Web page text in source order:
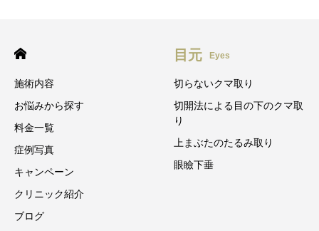
施術内容
お悩みから探す
料金一覧
症例写真
キャンペーン
クリニック紹介
ブログ
目元 Eyes
切らないクマ取り
切開法による目の下のクマ取
り
上まぶたのたるみ取り
眼瞼下垂